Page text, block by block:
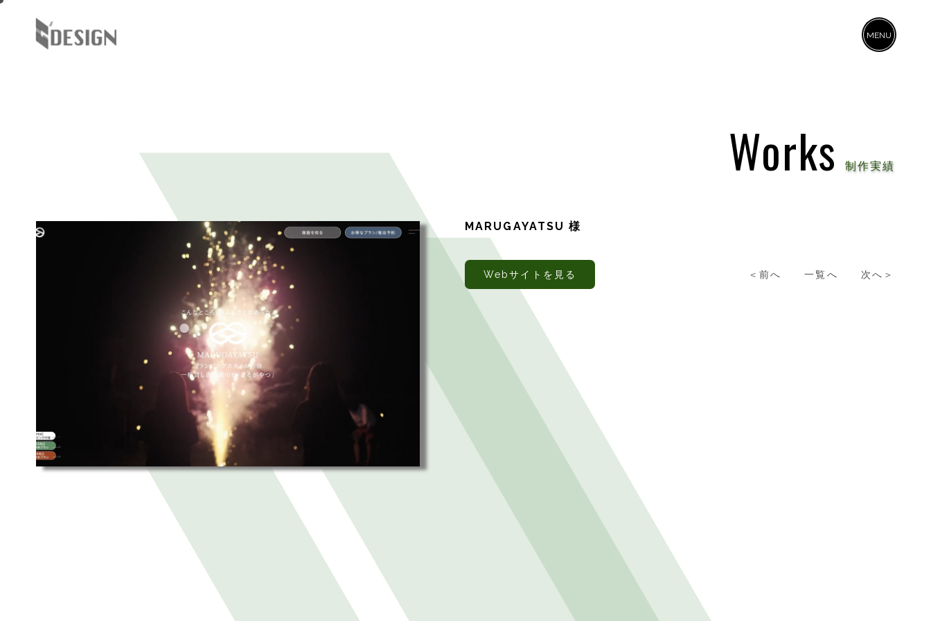
MENU
Works 制作実績
MARUGAYATSU 様
Webサイトを見る ＜前へ 一覧へ 次へ＞